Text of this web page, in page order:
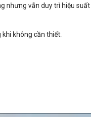
nhưng vẫn duy trì hiệu suất
không cần thiết.